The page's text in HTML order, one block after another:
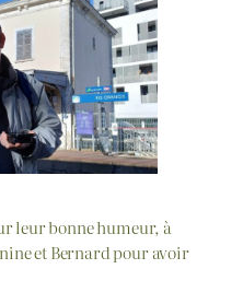
leur bonne humeur, à
et Bernard pour avoir